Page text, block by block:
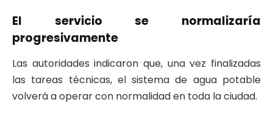
El servicio se normalizaría
progresivamente
Las autoridades indicaron que, una vez finalizadas
las tareas técnicas, el sistema de agua potable
volverá a operar con normalidad en toda la ciudad.